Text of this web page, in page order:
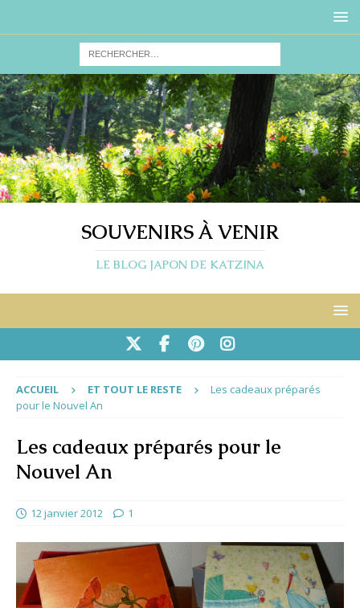
SOUVENIRS À VENIR
LE BLOG JAPON DE KATZINA
ACCUEIL ET TOUT LE RESTE
Les cadeaux préparés
pour le Nouvel An
Les cadeaux préparés pour le
Nouvel An
12 janvier 2012 1